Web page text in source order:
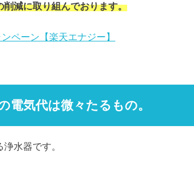
減に取り組んでおります。
ペーン【楽天エナジー】
電気代は微々たるもの。
水器です。